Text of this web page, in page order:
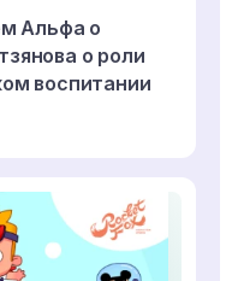
Альфа о
о роли
воспитании